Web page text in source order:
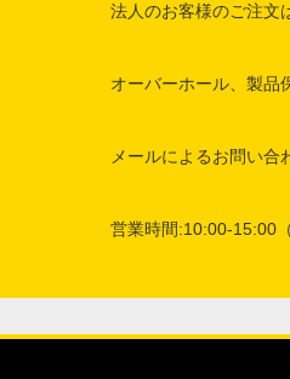
法人のお客様のご注文
オーバーホール、製品
メールによるお問い合
営業時間:10:00-15:00